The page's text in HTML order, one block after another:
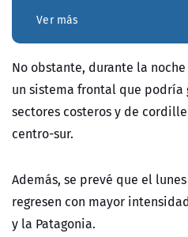
Ver más
No obstante, durante la
un sistema frontal que podría
sectores costeros y de
centro-sur.
Además, se prevé que el
regresen con mayor
y la Patagonia.